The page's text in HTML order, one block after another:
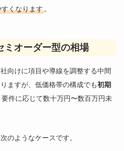
くなります 。
ミオーダー型の相場
向けに項目や導線を調整する中間
ますが、低価格帯の構成でも初期
件に応じて数十万円〜数百万円未
のようなケースです。